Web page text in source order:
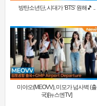
방탄소년단, 시대가 ‘BTS’ 원해🎵 ..
미야오(MEOVV), 미모가 넘사벽 (출
국)[뉴스엔TV]